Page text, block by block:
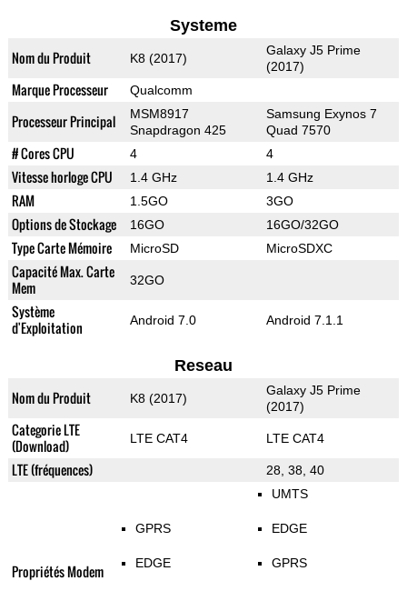
Systeme
Nom du Produit K8 (2017)
Galaxy J5 Prime
(2017)
Marque Processeur Qualcomm
Processeur Principal
MSM8917
Snapdragon 425
Samsung Exynos 7
Quad 7570
# Cores CPU 4 4
Vitesse horloge CPU 1.4 GHz 1.4 GHz
RAM 1.5GO 3GO
Options de Stockage 16GO 16GO/32GO
Type Carte Mémoire MicroSD MicroSDXC
Capacité Max. Carte
Mem
32GO
Système
d'Exploitation
Android 7.0 Android 7.1.1
Reseau
Nom du Produit K8 (2017)
Galaxy J5 Prime
(2017)
Categorie LTE
(Download)
LTE CAT4 LTE CAT4
LTE (fréquences) 28, 38, 40
Propriétés Modem
GPRS
EDGE
UMTS
EDGE
GPRS